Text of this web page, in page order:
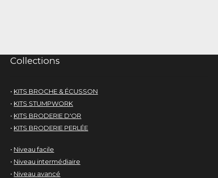
Collections
• KITS BROCHE & ÉCUSSON
• KITS STUMPWORK
• KITS BRODERIE D'OR
• KITS BRODERIE PERLÉE
• Niveau facile
• Niveau intermédiaire
• Niveau avancé